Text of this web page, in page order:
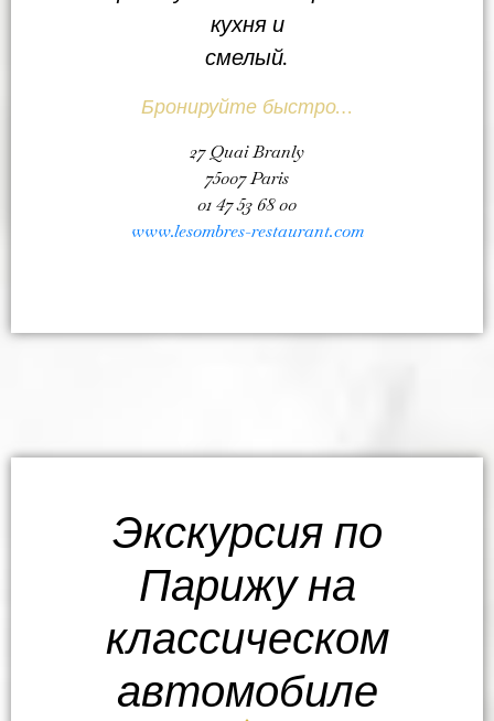
кухня и
смелый.
Бронируйте быстро…
27 Quai Branly
75007 Paris
01 47 53 68 00
www.lesombres-restaurant.com
Экскурсия по
Парижу на
классическом
автомобиле